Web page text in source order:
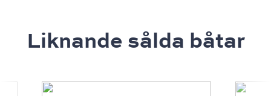
Liknande sålda båtar